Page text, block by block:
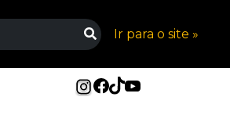
Ir para o site »